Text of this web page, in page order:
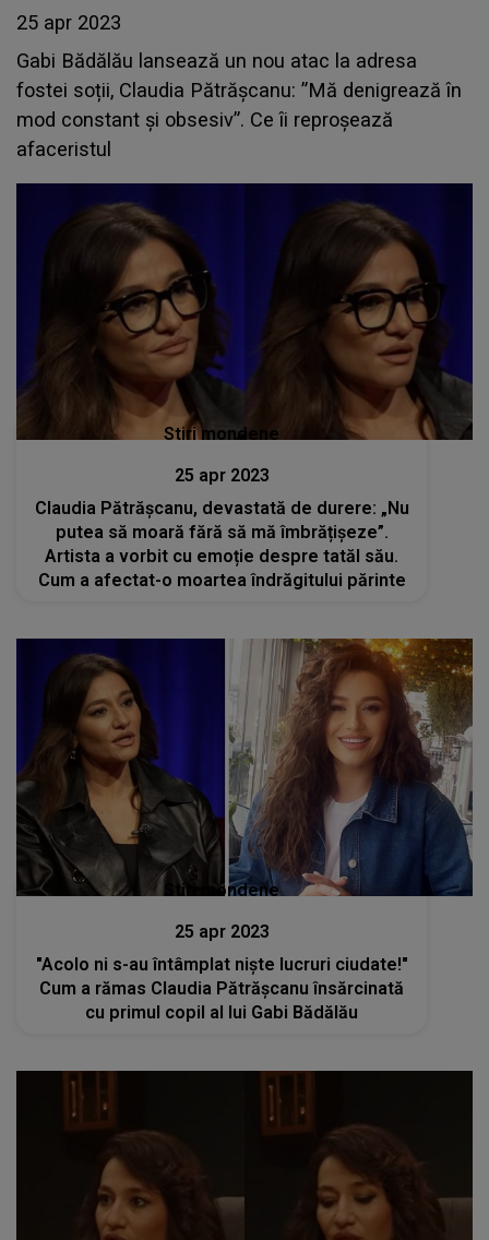
25 apr 2023
Gabi Bădălău lansează un nou atac la adresa
fostei soții, Claudia Pătrășcanu: ”Mă denigrează în
mod constant și obsesiv”. Ce îi reproșează
afaceristul
Stiri mondene
25 apr 2023
Claudia Pătrășcanu, devastată de durere: „Nu
putea să moară fără să mă îmbrățișeze”.
Artista a vorbit cu emoție despre tatăl său.
Cum a afectat-o moartea îndrăgitului părinte
Stiri mondene
25 apr 2023
"Acolo ni s-au întâmplat niște lucruri ciudate!"
Cum a rămas Claudia Pătrășcanu însărcinată
cu primul copil al lui Gabi Bădălău